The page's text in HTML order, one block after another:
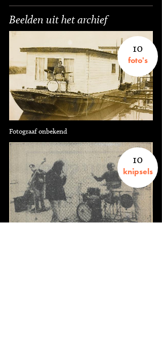
Beelden uit het archief
10
foto's
Fotograaf onbekend
10
knipsels